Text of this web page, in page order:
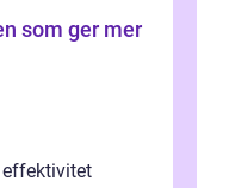
effektivitet